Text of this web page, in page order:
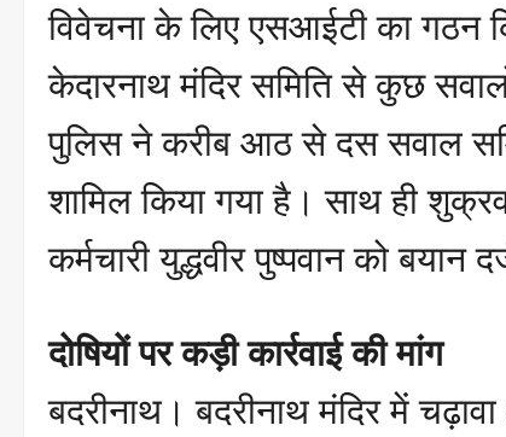
विवेचना के लिए एसआईटी का गठन
केदारनाथ मंदिर समिति से कुछ
पुलिस ने करीब आठ से दस सवाल
शामिल किया गया है। साथ ही
कर्मचारी युद्धवीर पुष्पवान को
दोषियों पर कड़ी कार्रवाई की मांग
बदरीनाथ। बदरीनाथ मंदिर में